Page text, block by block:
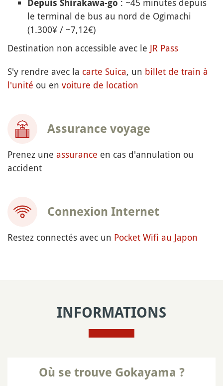
Depuis Shirakawa-go : ~45 minutes depuis
le terminal de bus au nord de Ogimachi
(1.300¥ / ~7,12€)
Destination non accessible avec le JR Pass
S'y rendre avec la carte Suica, un billet de train à
l'unité ou en voiture de location
Assurance voyage
Prenez une assurance en cas d'annulation ou
accident
Connexion Internet
Restez connectés avec un Pocket Wifi au Japon
INFORMATIONS
Où se trouve Gokayama ?